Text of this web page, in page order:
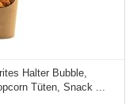
Halter Bubble,
Tüten, Snack ...